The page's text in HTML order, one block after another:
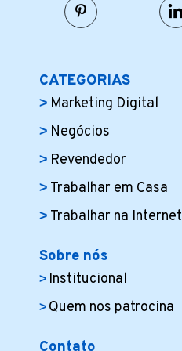
CATEGORIAS
Marketing Digital
Negócios
Revendedor
Trabalhar em Casa
Trabalhar na Internet
Sobre nós
Institucional
Quem nos patrocina
Contato